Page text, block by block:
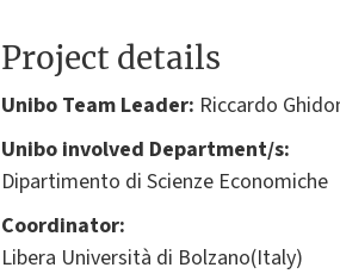
Project details
Unibo Team Leader: Riccardo
Unibo involved Department/s:
Dipartimento di Scienze Economiche
Coordinator:
Libera Università di Bolzano(Italy)